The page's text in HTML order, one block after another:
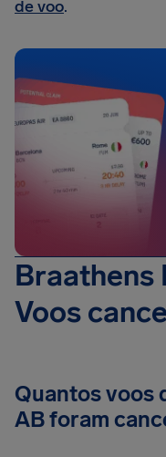
de voo.
Braathens
Voos
Quantos voos
AB foram